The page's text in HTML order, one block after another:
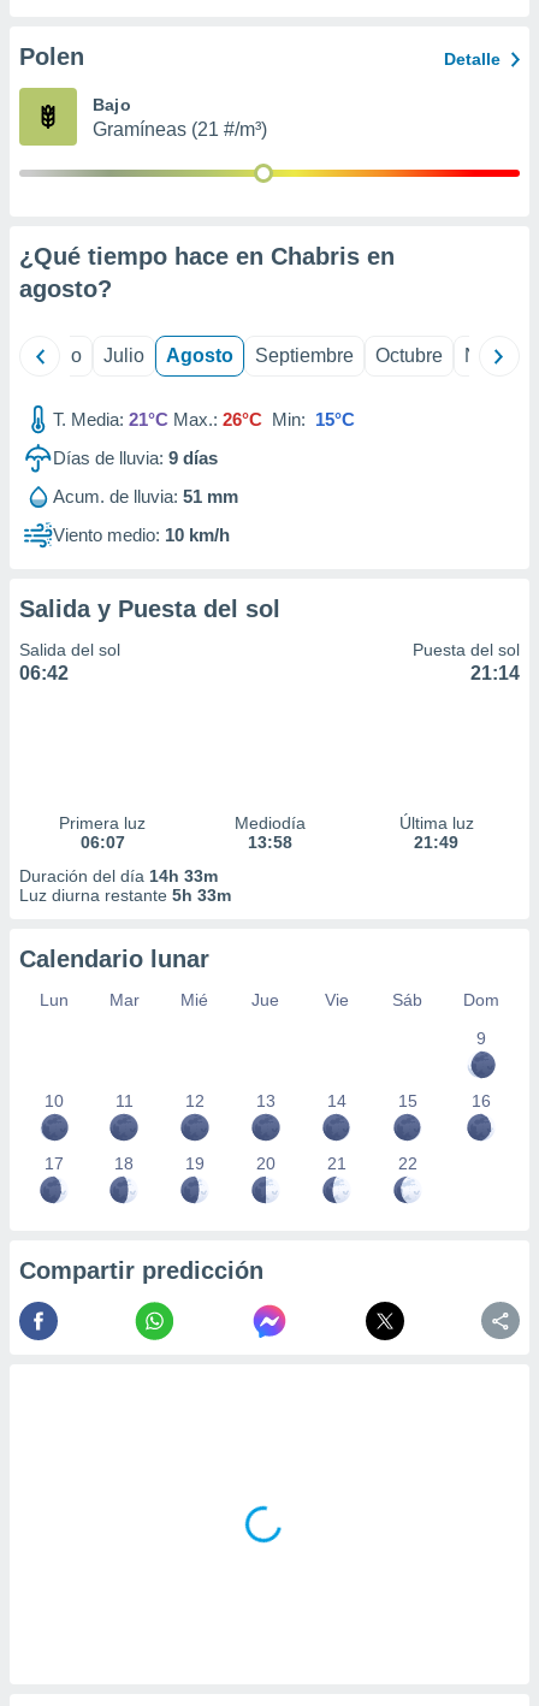
e
mediante
publicidad
publicidad
de
Polen Detalle
Bajo
Gramíneas (21 #/m³)
¿Qué tiempo hace en Chabris en
agosto?
Junio Julio Agosto Septiembre Octubre
T. Media: 21°C Max.: 26°C Min: 15°C
Días de lluvia: 9 días
Acum. de lluvia: 51 mm
Viento medio: 10 km/h
Salida y Puesta del sol
Salida del sol
06:42
Puesta del sol
21:14
Primera luz
06:07
Mediodía
13:58
Última luz
21:49
Duración del día 14h 33m
Luz diurna restante 5h 33m
Calendario lunar
Lun Mar Mié Jue Vie Sáb
Dom
9
10 11 12 13 14 15 16
17 18 19 20 21 22
Compartir predicción